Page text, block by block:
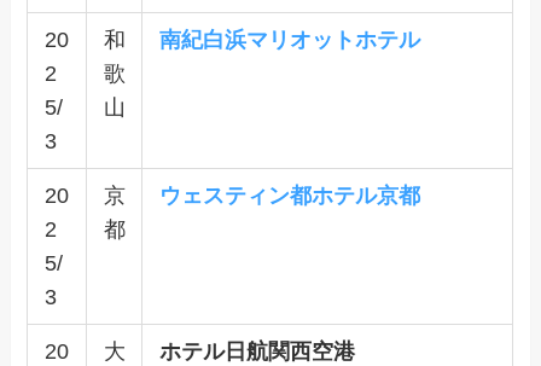
20
2
5/
3
和
歌
山
南紀白浜マリオットホテル
20
2
5/
3
京
都
ウェスティン都ホテル京都
20
大
ホテル日航関西空港